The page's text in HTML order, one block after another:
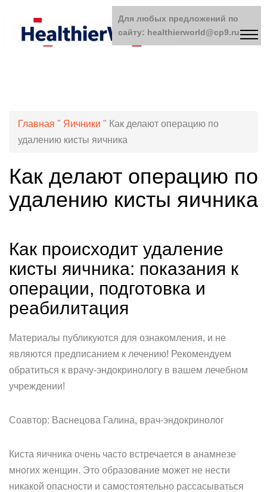
Главная " Яичники " Как делают операцию по
удалению кисты яичника
Как делают операцию по
удалению кисты яичника
Как происходит удаление
кисты яичника: показания к
операции, подготовка и
реабилитация
Материалы публикуются для ознакомления, и не
являются предписанием к лечению! Рекомендуем
обратиться к врачу-эндокринологу в вашем лечебном
учреждении!
Соавтор: Васнецова Галина, врач-эндокринолог
Киста яичника очень часто встречается в анамнезе
многих женщин. Это образование может не нести
никакой опасности и самостоятельно рассасываться
Для любых предложений по
сайту: healthierworld@cp9.ru